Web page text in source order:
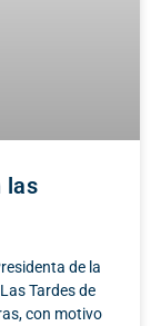
las
de la
Tardes de
con motivo